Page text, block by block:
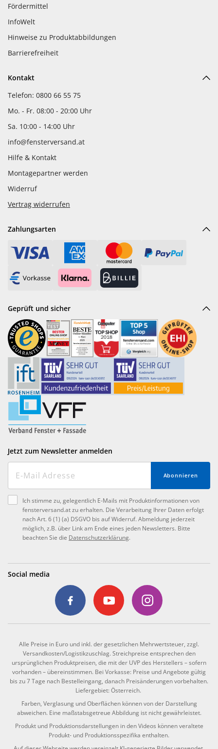
Fördermittel
InfoWelt
Hinweise zu Produktabbildungen
Barrierefreiheit
Kontakt
Telefon: 0800 66 55 75
Mo. - Fr. 08:00 - 20:00 Uhr
Sa. 10:00 - 14:00 Uhr
info@fensterversand.at
Hilfe & Kontakt
Montagepartner werden
Widerruf
Vertrag widerrufen
Zahlungsarten
Geprüft und sicher
Jetzt zum Newsletter anmelden
Abonnieren
Ich stimme zu, gelegentlich E-Mails mit Produktinformationen von
fensterversand.at zu erhalten. Die Verarbeitung Ihrer Daten erfolgt
nach Art. 6 (1) (a) DSGVO bis auf Widerruf. Abmeldung jederzeit
möglich, z.B. über Link am Ende eines jeden Newsletters. Bitte
beachten Sie die Datenschutzerklärung.
Social media
Alle Preise in Euro und inkl. der gesetzlichen Mehrwertsteuer, zzgl.
Versandkosten/Logistikzuschlag. Streichpreise entsprechen den
ursprünglichen Produktpreisen, die mit der UVP des Herstellers – sofern
vorhanden – übereinstimmen. Bei Vorkasse: Preise und Angebote gültig
bis zu 7 Tage nach Bestelleingang, danach Preisänderungen vorbehalten.
Liefergebiet: Österreich.
Farben, Verglasung und Oberflächen können von der Darstellung
abweichen. Eine maßstabsgetreue Abbildung ist nicht gewährleistet.
Produkt und Produktionsdarstellungen in den Videos können veraltete
Produkt- und Produktionsspezifika enthalten.